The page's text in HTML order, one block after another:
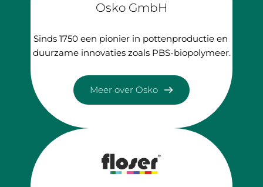
Osko GmbH
Sinds 1750 een pionier in pottenproductie en
duurzame innovaties zoals PBS-biopolymeer.
Meer over Osko